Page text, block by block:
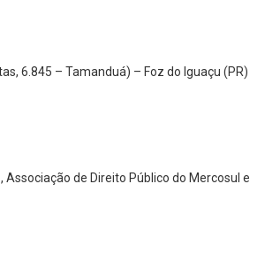
6.845 – Tamanduá) – Foz do Iguaçu (PR)
de Direito Público do Mercosul e